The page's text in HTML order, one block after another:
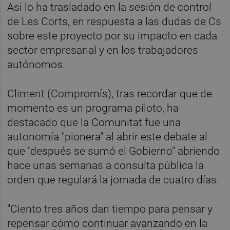
Así lo ha trasladado en la sesión de control
de Les Corts, en respuesta a las dudas de Cs
sobre este proyecto por su impacto en cada
sector empresarial y en los trabajadores
autónomos.
Climent (Compromís), tras recordar que de
momento es un programa piloto, ha
destacado que la Comunitat fue una
autonomía "pionera" al abrir este debate al
que "después se sumó el Gobierno" abriendo
hace unas semanas a consulta pública la
orden que regulará la jornada de cuatro días.
"Ciento tres años dan tiempo para pensar y
repensar cómo continuar avanzando en la